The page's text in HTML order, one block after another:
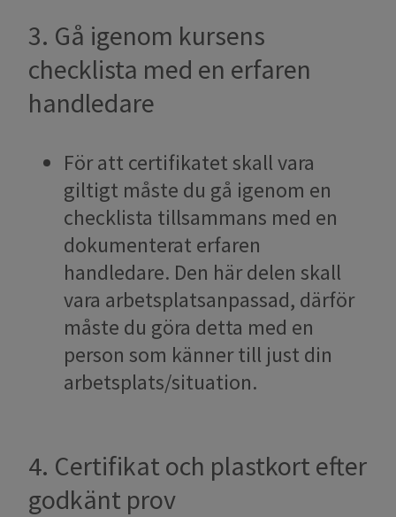
3. Gå igenom kursens
checklista med en erfaren
handledare
För att certifikatet skall vara
giltigt måste du gå igenom en
checklista tillsammans med en
dokumenterat erfaren
handledare. Den här delen skall
vara arbetsplatsanpassad, därför
måste du göra detta med en
person som känner till just din
arbetsplats/situation.
4. Certifikat och plastkort efter
godkänt prov